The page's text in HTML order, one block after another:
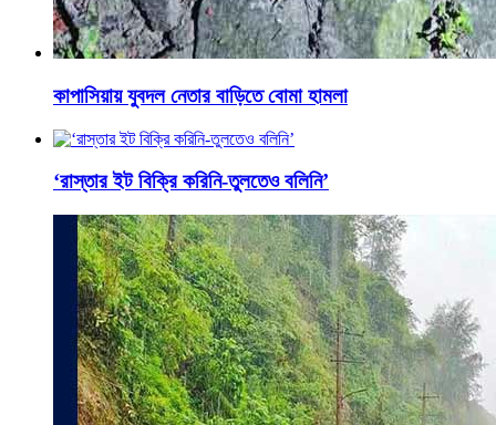
কাপাসিয়ায় যুবদল নেতার বাড়িতে বোমা হামলা
‘রাস্তার ইট বিক্রি করিনি-তুলতেও বলিনি’